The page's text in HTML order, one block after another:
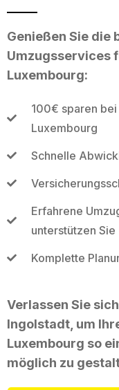
Genießen Sie die
Umzugsservices
Luxembourg:
100€ sparen
Luxembourg
Schnelle
Erfahrene
unterstützen Sie
Komplette
Verlassen Sie
Ingolstadt, um
Luxembourg so
möglich zu